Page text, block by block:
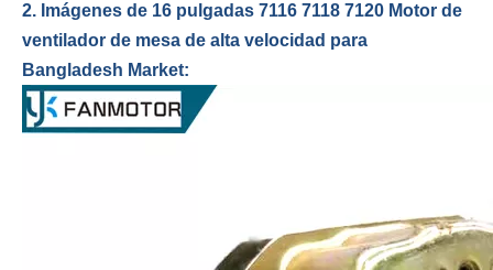
2. Imágenes de 16 pulgadas 7116 7118 7120 Motor de
ventilador de mesa de alta velocidad para
Bangladesh Market: